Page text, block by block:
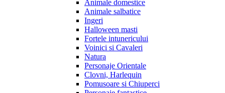
Animale domestice
Animale salbatice
Ingeri
Halloween masti
Fortele intunericului
Voinici si Cavaleri
Natura
Personaje Orientale
Clovni, Harlequin
Pomusoare si Chiuperci